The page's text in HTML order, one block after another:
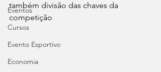
Eventos
Cursos
Evento Esportivo
Economia
também divisão das chaves da
competição